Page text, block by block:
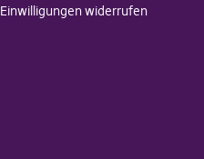
Einwilligungen widerrufen